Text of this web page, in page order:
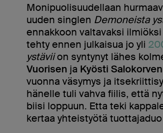
Monipuolisuudellaan
uuden singlen Demoneista
ennakkoon valtavaksi
tehty ennen julkaisua jo yli
ystäviion syntynyt lähes
Vuorisen ja Kyösti Salokorven
vuonna väsymys ja
hänelle tuli vahva fiilis, että
biisi loppuun. Etta teki
kertaa yhteistyötä tuottajaduo